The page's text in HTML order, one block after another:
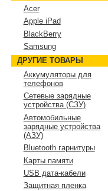
Acer
Apple iPad
BlackBerry
Samsung
ДРУГИЕ ТОВАРЫ
Аккумуляторы для
телефонов
Сетевые зарядные
устройства (СЗУ)
Автомобильные
зарядные устройства
(АЗУ)
Bluetooth гарнитуры
Карты памяти
USB дата-кабели
Защитная пленка